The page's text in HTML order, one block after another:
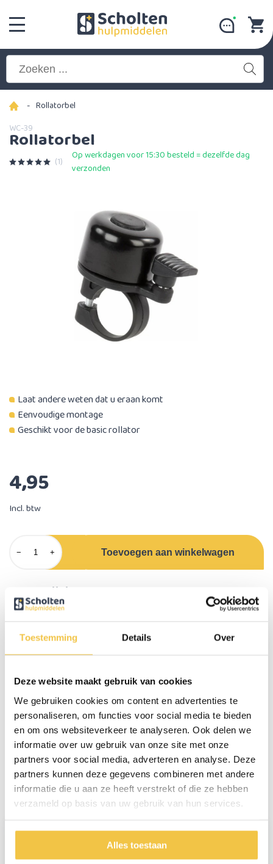
Toestemming Details Over
Deze website maakt gebruik van cookies
We gebruiken cookies om content en advertenties te
personaliseren, om functies voor social media te bieden
en om ons websiteverkeer te analyseren. Ook delen we
informatie over uw gebruik van onze site met onze
partners voor social media, adverteren en analyse. Deze
partners kunnen deze gegevens combineren met andere
informatie die u aan ze heeft verstrekt of die ze hebben
verzameld op basis van uw gebruik van hun services.
Alles toestaan
- Rollatorbel
WC-39
Rollatorbel
(1)
Op werkdagen voor 15:30 besteld = dezelfde dag
verzonden
Laat andere weten dat u eraan komt
Eenvoudige montage
Geschikt voor de basic rollator
4,95
Incl. btw
− + Toevoegen aan winkelwagen
Omschrijving
te monteren achter de handrem zodat u kunt bellen zonder de handen
van de rollator af te halen.
LET OP! Deze bel kan alleen op rollators gemonteerd worden met een
rollator uit ons assortiment:
Rollator Basic donkergrijs
Persoonlijk advies
Start chat
Reviews (1)